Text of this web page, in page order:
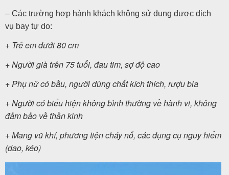
– Các trường hợp hành khách không sử dụng được dịch
vụ bay tự do:
+ Trẻ em dưới 80 cm
+ Người già trên 75 tuổi, đau tim, sợ độ cao
+ Phụ nữ có bầu, người dùng chất kích thích, rượu bia
+ Người có biểu hiện không bình thường về hành vi, không
đảm bảo về thần kinh
+ Mang vũ khí, phương tiện cháy nổ, các dụng cụ nguy hiểm
(dao, kéo)